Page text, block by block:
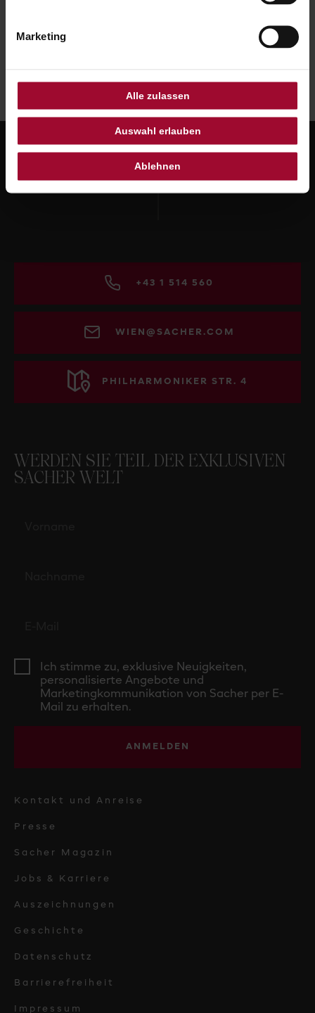
Marketing
Alle zulassen
Auswahl erlauben
Ablehnen
+43 1 514 560
WIEN@SACHER.COM
PHILHARMONIKER STR. 4
WERDEN SIE TEIL DER EXKLUSIVEN
SACHER WELT
Ich stimme zu, exklusive Neuigkeiten,
personalisierte Angebote und
Marketingkommunikation von Sacher per E-
Mail zu erhalten.
ANMELDEN
Kontakt und Anreise
Presse
Sacher Magazin
Jobs & Karriere
Auszeichnungen
Geschichte
Datenschutz
Barrierefreiheit
Impressum